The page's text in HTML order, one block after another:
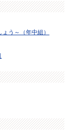
う～（年中組）